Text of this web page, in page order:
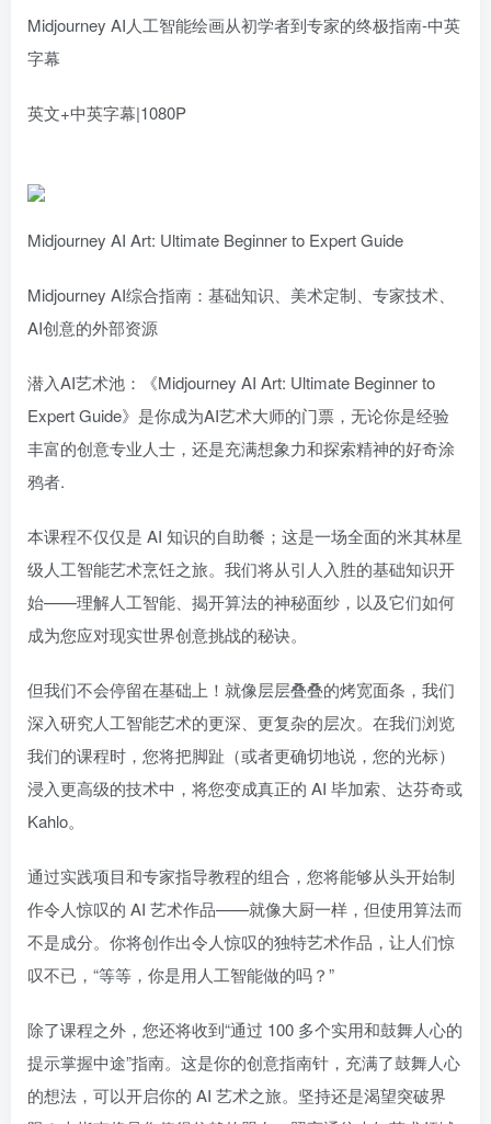
Midjourney AI人工智能绘画从初学者到专家的终极指南-中英
字幕
英文+中英字幕|1080P
Midjourney AI Art: Ultimate Beginner to Expert Guide
Midjourney AI综合指南：基础知识、美术定制、专家技术、
AI创意的外部资源
潜入AI艺术池：《Midjourney AI Art: Ultimate Beginner to
Expert Guide》是你成为AI艺术大师的门票，无论你是经验
丰富的创意专业人士，还是充满想象力和探索精神的好奇涂
鸦者.
本课程不仅仅是 AI 知识的自助餐；这是一场全面的米其林星
级人工智能艺术烹饪之旅。我们将从引人入胜的基础知识开
始——理解人工智能、揭开算法的神秘面纱，以及它们如何
成为您应对现实世界创意挑战的秘诀。
但我们不会停留在基础上！就像层层叠叠的烤宽面条，我们
深入研究人工智能艺术的更深、更复杂的层次。在我们浏览
我们的课程时，您将把脚趾（或者更确切地说，您的光标）
浸入更高级的技术中，将您变成真正的 AI 毕加索、达芬奇或
Kahlo。
通过实践项目和专家指导教程的组合，您将能够从头开始制
作令人惊叹的 AI 艺术作品——就像大厨一样，但使用算法而
不是成分。你将创作出令人惊叹的独特艺术作品，让人们惊
叹不已，“等等，你是用人工智能做的吗？”
除了课程之外，您还将收到“通过 100 多个实用和鼓舞人心的
提示掌握中途”指南。这是你的创意指南针，充满了鼓舞人心
的想法，可以开启你的 AI 艺术之旅。坚持还是渴望突破界